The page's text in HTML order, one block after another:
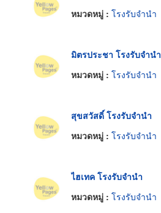
หมวดหมู่ : โรงรับจำนำ
มิตรประชา โรงรับจำนำ
หมวดหมู่ : โรงรับจำนำ
สุขสวัสดิ์ โรงรับจำนำ
หมวดหมู่ : โรงรับจำนำ
ไฮเทค โรงรับจำนำ
หมวดหมู่ : โรงรับจำนำ